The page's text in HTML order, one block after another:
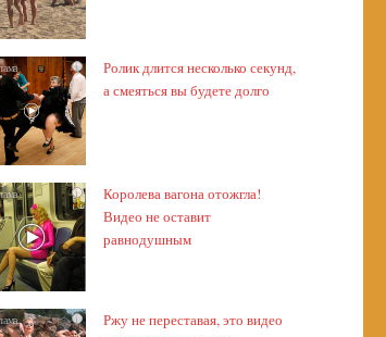
i
Ролик длится несколько секунд,
а смеяться вы будете долго
i
Королева вагона отожгла!
Видео не оставит
равнодушным
i
Ржу не переставая, это видео